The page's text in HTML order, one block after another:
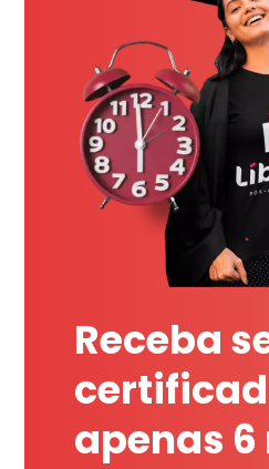
Receba
apenas 6